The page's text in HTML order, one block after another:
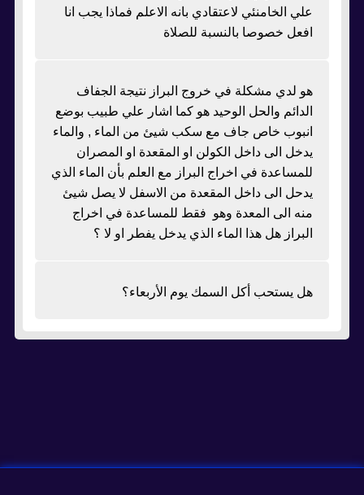
علي الخامنئي لاعتقادي بانه الاعلم فماذا يجب انا
افعل خصوصا بالنسبة للصلاة
هو لدي مشكلة في خروج البراز نتيجة الجفاف
الدائم والحل الوحيد هو كما اشار علي طبيب بوضع
انبوب خاص جاف مع سكب شيئ من الماء , والماء
يدخل الى داخل الكولن او المقعدة او المصران
للمساعدة في اخراج البراز مع العلم بأن الماء الذي
يدحل الى داخل المقعدة من الاسفل لا يصل شيئ
منه الى المعدة وهو فقط للمساعدة في اخراج
البراز هل هذا الماء الذي يدخل يفطر او لا ؟
هل يستحب أكل السمك يوم الأربعاء؟